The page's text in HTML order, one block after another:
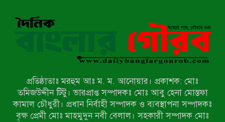
নেওয়ার হুমকি দিলেন দোড়া মাদরাসার
পরিচয় দেওয়া সভাপতি
উখিয়ায় বিজিবির অভিযানে ৪০ হাজার
ইয়াবাসহ যুবক আটক
পোরশায় ৭ মাসে ১৯ জনের অপমৃত্যু,
শীর্ষে আত্মহত্যা
প্রতিষ্ঠাতাঃ মরহুম আঃ ম. ম. আনোয়ার। প্রকাশক: মোঃ
তমিজউদ্দীন টিটু। ভারপ্রাপ্ত সম্পাদকঃ মোঃ আবু হেনা মোস্তফা
কামাল চৌধুরী। প্রধান নির্বাহী সম্পাদক ও ব্যবস্থাপনা সম্পাদকঃ
বৃক্ষ প্রেমী মোঃ মাহমুদুন নবী বেলাল। সহকারী সম্পাদক মোঃ